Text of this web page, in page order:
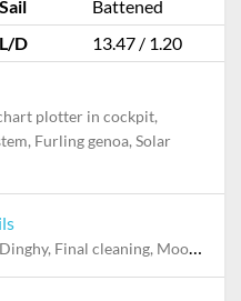
Sail
Battened
L/D 13.47 / 1.20
plotter in cockpit,
Furling genoa, Solar
first and last night, Pillow, blanket, sheets, duvet cover, Towels